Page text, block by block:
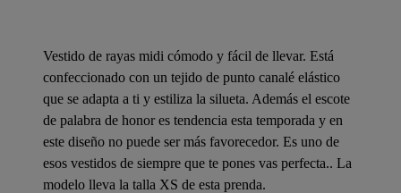
Vestido de rayas midi cómodo y fácil de llevar. Está
confeccionado con un tejido de punto canalé elástico
que se adapta a ti y estiliza la silueta. Además el escote
de palabra de honor es tendencia esta temporada y en
este diseño no puede ser más favorecedor. Es uno de
esos vestidos de siempre que te pones vas perfecta.. La
modelo lleva la talla XS de esta prenda.